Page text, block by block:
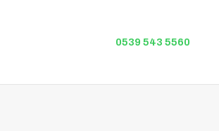
0539 543 5560